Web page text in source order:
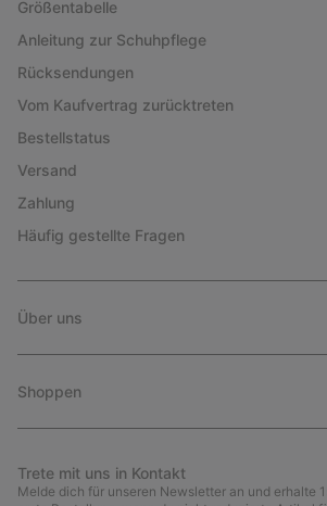
Größentabelle
Anleitung zur Schuhpflege
Rücksendungen
Vom Kaufvertrag zurücktreten
Bestellstatus
Versand
Zahlung
Häufig gestellte Fragen
Über uns
Shoppen
Trete mit uns in Kontakt
Melde dich für unseren Newsletter an und erhalte